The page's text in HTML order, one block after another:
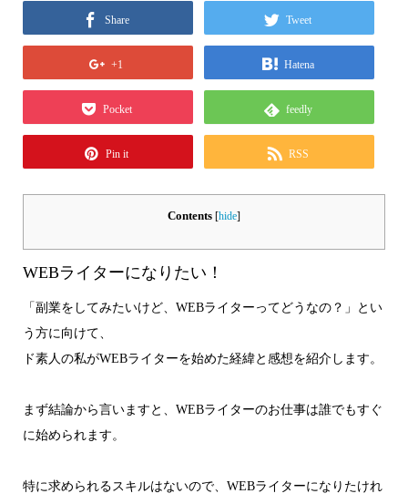
Share Tweet
+1 Hatena
Pocket feedly
Pin it RSS
Contents [hide]
WEBライターになりたい！
「副業をしてみたいけど、WEBライターってどうなの？」とい
う方に向けて、
ド素人の私がWEBライターを始めた経緯と感想を紹介します。
まず結論から言いますと、WEBライターのお仕事は誰でもすぐ
に始められます。
特に求められるスキルはないので、WEBライターになりたけれ